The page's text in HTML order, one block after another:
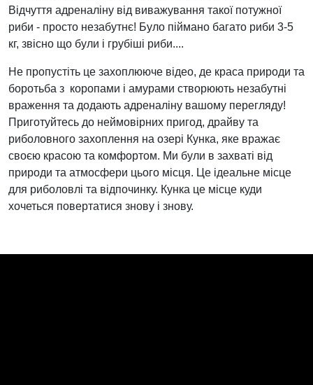
Відчуття адреналіну від виважування такої потужної
риби - просто незабутнє! Було піймано багато риби 3-5
кг, звісно що були і грубіші риби....
Не пропустіть це захоплююче відео, де краса природи та
боротьба з коропами і амурами створюють незабутні
враження та додають адреналіну вашому перегляду!
Приготуйтесь до неймовірних пригод, драйву та
риболовного захоплення на озері Кунка, яке вражає
своєю красою та комфортом. Ми були в захваті від
природи та атмосфери цього місця. Це ідеальне місце
для риболовлі та відпочинку. Кунка це місце куди
хочеться повертатися знову і знову.